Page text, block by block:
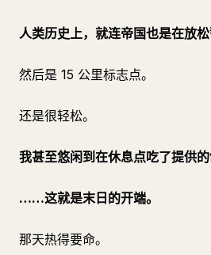
人类历史上，就连帝国也是在放松
然后是 15 公里标志点。
还是很轻松。
我甚至悠闲到在休息点吃了提供的
……这就是末日的开端。
那天热得要命。